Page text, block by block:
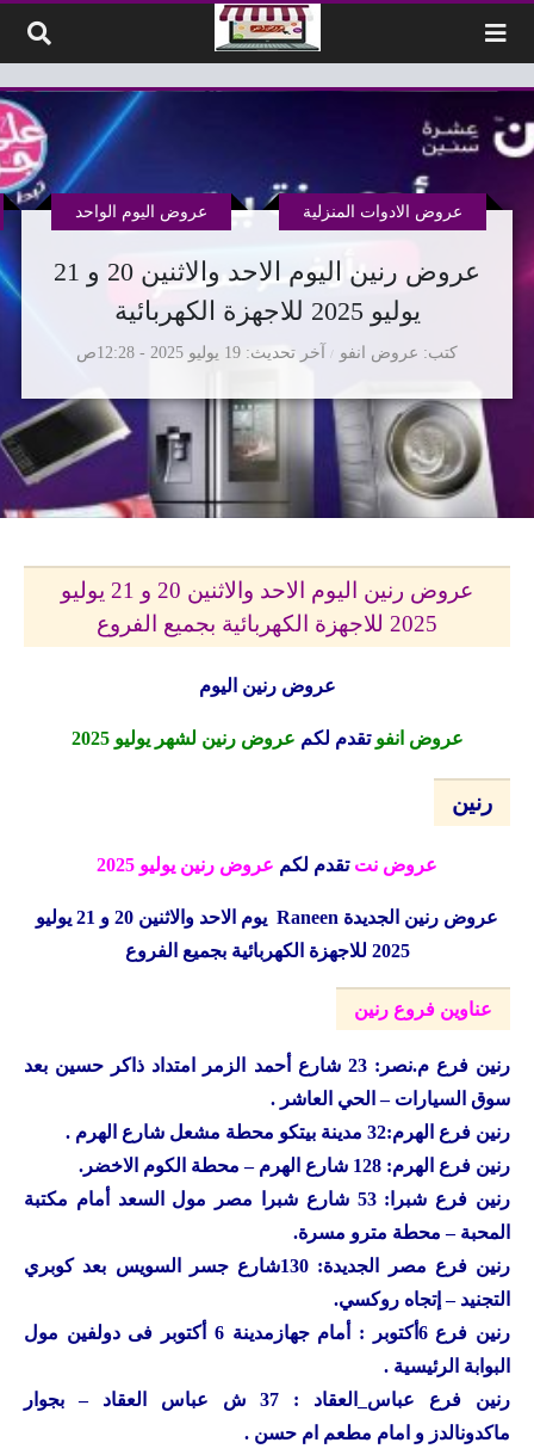
عروض رنين اليوم الاحد والاثنين 20 و 21
يوليو 2025 للاجهزة الكهربائية
كتب عروض انفو
عروض الادوات المنزلية عروض اليوم الواحد
آخر تحديث 19 يوليو 2025 - 12:28ص
عروض رنين اليوم الاحد والاثنين 20 و 21 يوليو
2025 للاجهزة الكهربائية بجميع الفروع
عروض رنين اليوم
عروض انفو تقدم لكم عروض رنين لشهر يوليو 2025
رنين
عروض نت تقدم لكم عروض رنين يوليو 2025
عروض رنين الجديدة Raneen
يوم الاحد والاثنين 20 و 21 يوليو
2025 للاجهزة الكهربائية بجميع الفروع
عناوين فروع رنين
رنين
فرع م.نصر: 23 شارع أحمد الزمر امتداد ذاكر حسين بعد
سوق السيارات – الحي العاشر .
رنين فرع الهرم:32 مدينة بيتكو محطة مشعل شارع الهرم .
رنين فرع الهرم: 128 شارع الهرم – محطة الكوم الاخضر.
رنين
فرع شبرا: 53 شارع شبرا مصر مول السعد أمام مكتبة
المحبة – محطة مترو مسرة.
رنين
فرع مصر الجديدة: 130شارع جسر السويس بعد كوبري
التجنيد – إتجاه روكسي.
رنين
فرع 6أكتوبر : أمام جهازمدينة 6 أكتوبر فى دولفين مول
البوابة الرئيسية .
رنين
فرع عباس_العقاد : 37 ش عباس العقاد – بجوار
ماكدونالدز و امام مطعم ام حسن .